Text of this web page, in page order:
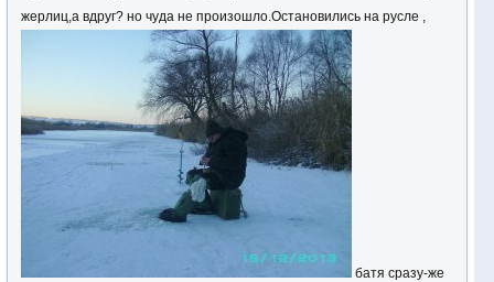
жерлиц,а вдруг? но чуда не произошло.Остановились на русле ,
батя сразу-же